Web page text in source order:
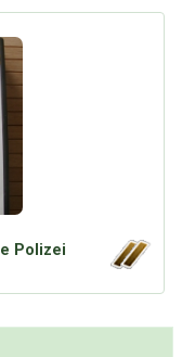
Über Tauschbu↔de
Tagwolke
Polizei